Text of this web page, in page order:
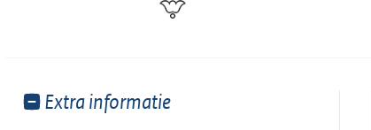
Toon
Extra informatie